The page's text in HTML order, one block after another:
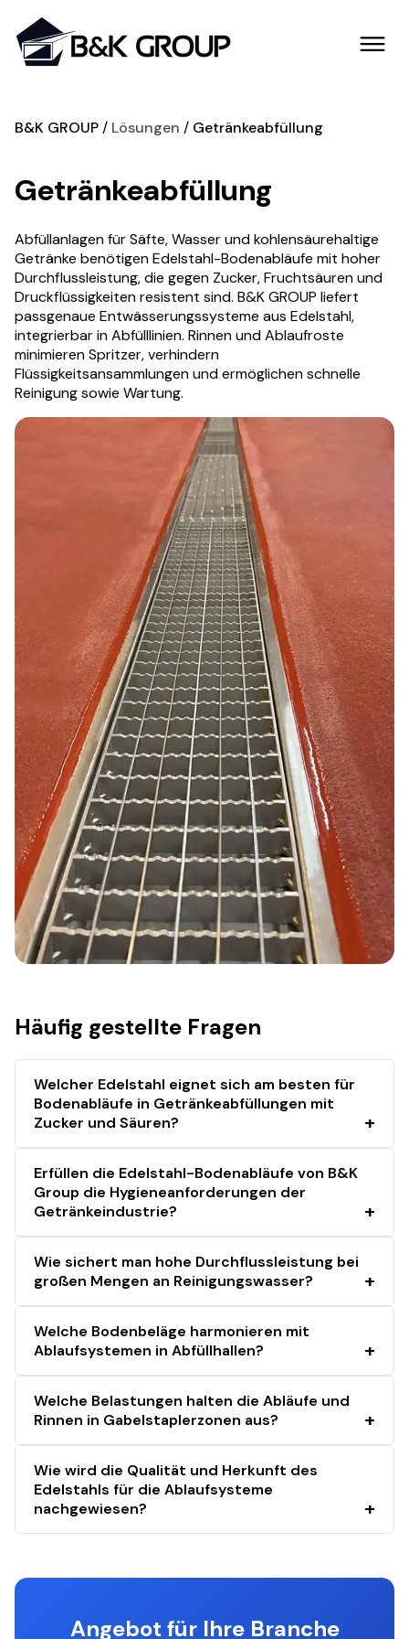
B&K GROUP Lösungen Getränkeabfüllung
Getränkeabfüllung
Abfüllanlagen für Säfte, Wasser und kohlensäurehaltige
Getränke benötigen Edelstahl-Bodenabläufe mit hoher
Durchflussleistung, die gegen Zucker, Fruchtsäuren und
Druckflüssigkeiten resistent sind. B&K GROUP liefert
passgenaue Entwässerungssysteme aus Edelstahl,
integrierbar in Abfülllinien. Rinnen und Ablaufroste
minimieren Spritzer, verhindern
Flüssigkeitsansammlungen und ermöglichen schnelle
Reinigung sowie Wartung.
Häufig gestellte Fragen
Welcher Edelstahl eignet sich am besten für
Bodenabläufe in Getränkeabfüllungen mit
Zucker und Säuren?
Erfüllen die Edelstahl-Bodenabläufe von B&K
Group die Hygieneanforderungen der
Getränkeindustrie?
Wie sichert man hohe Durchflussleistung bei
großen Mengen an Reinigungswasser?
Welche Bodenbeläge harmonieren mit
Ablaufsystemen in Abfüllhallen?
Welche Belastungen halten die Abläufe und
Rinnen in Gabelstaplerzonen aus?
Wie wird die Qualität und Herkunft des
Edelstahls für die Ablaufsysteme
nachgewiesen?
Angebot für Ihre Branche